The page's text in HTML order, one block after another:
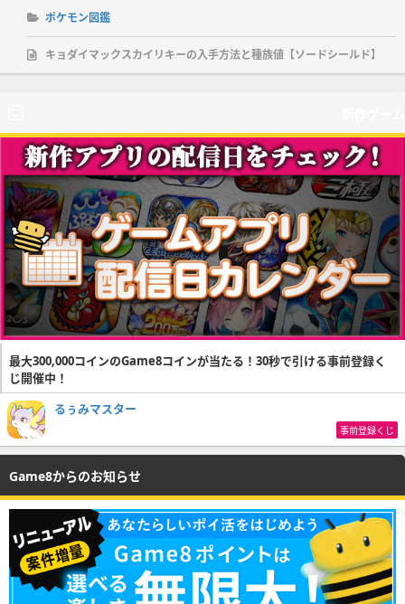
ポケモン図鑑
キョダイマックスカイリキーの入手方法と種族値【ソードシールド】
最大300,000コインのGame8コインが当たる！30秒で引ける事前登録く
じ開催中！
るぅみマスター
事前登録くじ
Game8からのお知らせ